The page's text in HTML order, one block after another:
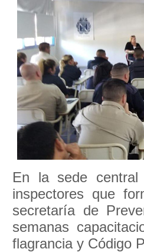
En la sede central
inspectores que
secretaría de
semanas
flagrancia y Código